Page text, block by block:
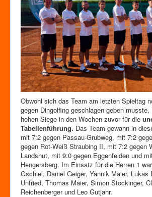
Obwohl sich das Team am letzten Spieltag
gegen Dingolfing geschlagen geben
hohen Siege in den Wochen zuvor für die
Tabellenführung. Das Team gewann in
mit 7:2 gegen Passau-Grubweg, mit 7:2
gegen Rot-Weiß Straubing II, mit 7:2 gegen
Landshut, mit 9:0 gegen Eggenfelden und
Hengersberg. Im Einsatz für die Herren 1
Gschiel, Daniel Geiger, Yannik Maier, Lukas
Unfried, Thomas Maier, Simon Stockinger,
Reichenberger und Leo Gutjahr.